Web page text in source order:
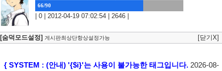
66/90
| 0 | 2012-04-19 07:02:54 | 2646 |
[숨덕모드설정] 게시판최상단항상설정가능 [닫기X]
{ SYSTEM : (안내) '{$i}'는 사용이 불가능한 태그입니다.2026-08-